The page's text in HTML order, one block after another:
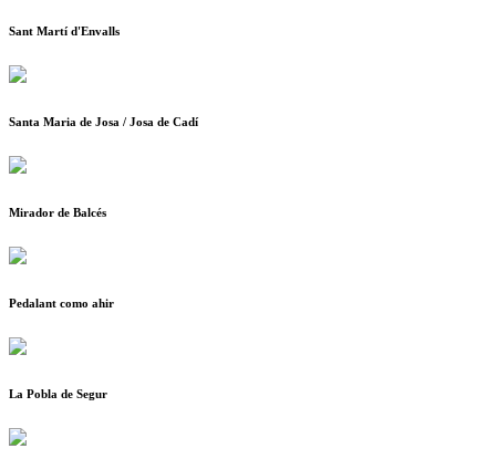
Sant Martí d'Envalls
Santa Maria de Josa / Josa de Cadí
Mirador de Balcés
Pedalant como ahir
La Pobla de Segur